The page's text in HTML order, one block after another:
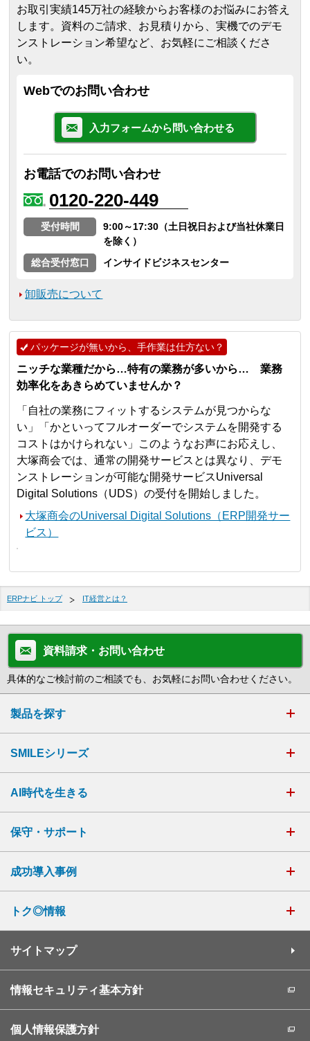
お取引実績145万社の経験からお客様のお悩みにお答え
します。 資料のご請求、お見積りから、実機でのデモ
ンストレーション希望など、お気軽にご相談くださ
い。
Webでのお問い合わせ
入力フォームから問い合わせる
お電話でのお問い合わせ
0120-220-449
受付時間
9:00～17:30（土日祝日および当社休業日
を除く）
総合受付窓口
インサイドビジネスセンター
卸販売について
パッケージが無いから、手作業は仕方ない？
ニッチな業種だから…特有の業務が多いから… 業務
効率化をあきらめていませんか？
「自社の業務にフィットするシステムが見つからな
い」「かといってフルオーダーでシステムを開発する
コストはかけられない」このようなお声にお応えし、
大塚商会では、通常の開発サービスとは異なり、デモ
ンストレーションが可能な開発サービスUniversal
Digital Solutions（UDS）の受付を開始しました。
大塚商会のUniversal Digital Solutions（ERP開発サー
ビス）
ERPナビ トップ IT経営とは？
資料請求・お問い合わせ
具体的なご検討前のご相談でも、お気軽にお問い合わせください。
製品を探す
SMILEシリーズ
AI時代を生きる
保守・サポート
成功導入事例
トク◎情報
サイトマップ
情報セキュリティ基本方針
個人情報保護方針